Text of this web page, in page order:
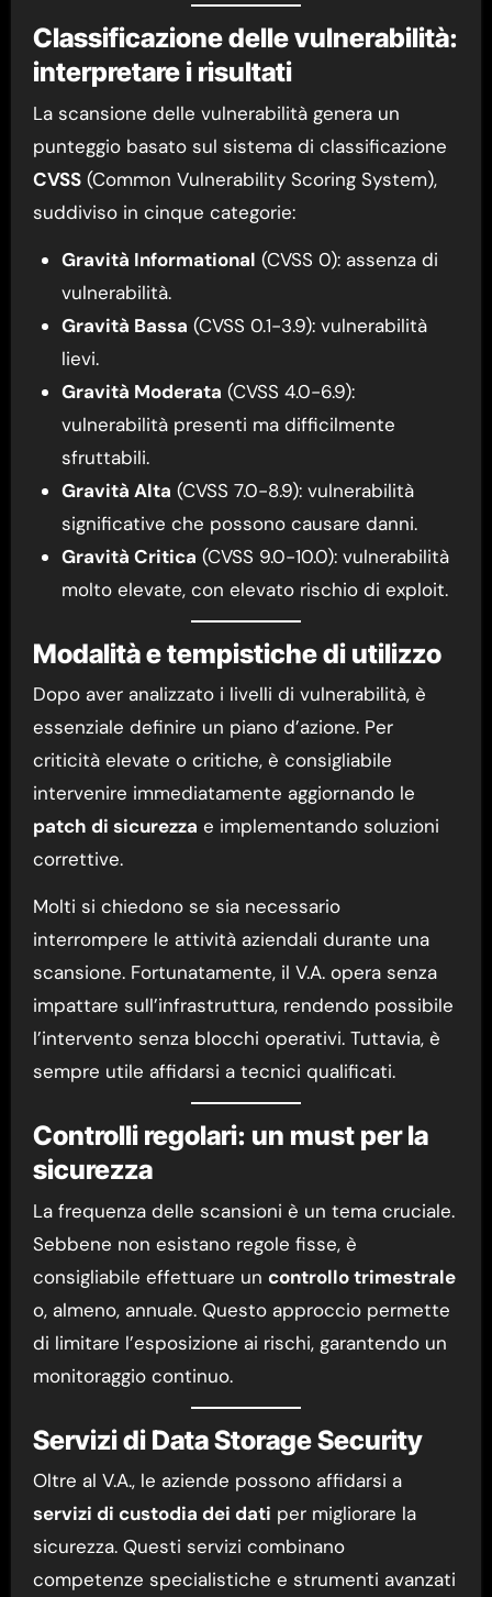
Classificazione delle vulnerabilità:
interpretare i risultati
La scansione delle vulnerabilità genera un
punteggio basato sul sistema di classificazione
CVSS(Common Vulnerability Scoring System),
suddiviso in cinque categorie:
Gravità Informational (CVSS 0): assenza di
vulnerabilità.
Gravità Bassa (CVSS 0.1-3.9): vulnerabilità
lievi.
Gravità Moderata (CVSS 4.0-6.9):
vulnerabilità presenti ma difficilmente
sfruttabili.
Gravità Alta (CVSS 7.0-8.9): vulnerabilità
significative che possono causare danni.
Gravità Critica (CVSS 9.0-10.0): vulnerabilità
molto elevate, con elevato rischio di exploit.
Modalità e tempistiche di utilizzo
Dopo aver analizzato i livelli di vulnerabilità, è
essenziale definire un piano d’azione. Per
criticità elevate o critiche, è consigliabile
intervenire immediatamente aggiornando le
patch di sicurezza e implementando soluzioni
correttive.
Molti si chiedono se sia necessario
interrompere le attività aziendali durante una
scansione. Fortunatamente, il V.A. opera senza
impattare sull’infrastruttura, rendendo possibile
l’intervento senza blocchi operativi. Tuttavia, è
sempre utile affidarsi a tecnici qualificati.
Controlli regolari: un must per la
sicurezza
La frequenza delle scansioni è un tema cruciale.
Sebbene non esistano regole fisse, è
consigliabile effettuare un controllo trimestrale
o, almeno, annuale. Questo approccio permette
di limitare l’esposizione ai rischi, garantendo un
monitoraggio continuo.
Servizi di Data Storage Security
Oltre al V.A., le aziende possono affidarsi a
servizi di custodia dei dati per migliorare la
sicurezza. Questi servizi combinano
competenze specialistiche e strumenti avanzati